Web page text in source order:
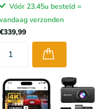
satellietsysteem
Het is in 1967
het bepalen van de locaties
leger. Het hele systeem
vaste baan om de aarde
signalen uitzenden. Deze
opgevangen door een GPS
(2-10 meter,
Vóór 23.45u besteld =
vandaag verzonden
€339,99